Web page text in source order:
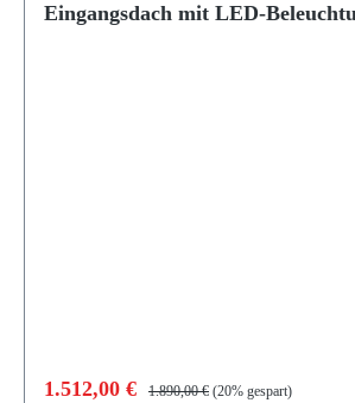
Eingangsdach mit LED-
Verkaufspreis:
1.512,00 € Regulärer Preis:
1.890,00 € (20% gespart)